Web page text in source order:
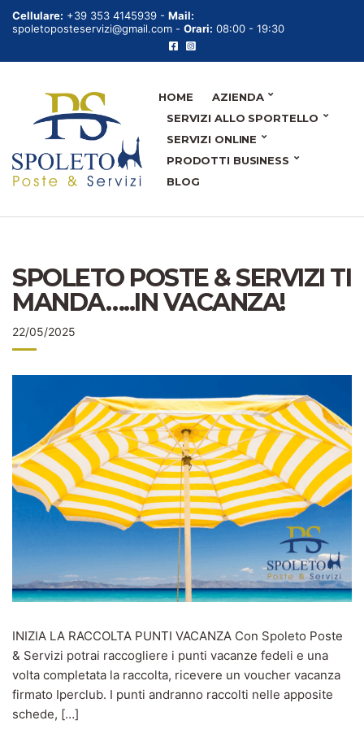
Cellulare: +39 353 4145939 - Mail:
spoletoposteservizi@gmail.com - Orari: 08:00 - 19:30
HOME
AZIENDA
SERVIZI ALLO SPORTELLO
SERVIZI ONLINE
PRODOTTI BUSINESS
BLOG
SPOLETO POSTE & SERVIZI TI
MANDA…..IN VACANZA!
22/05/2025
INIZIA LA RACCOLTA PUNTI VACANZA Con Spoleto Poste
& Servizi potrai raccogliere i punti vacanze fedeli e una
volta completata la raccolta, ricevere un voucher vacanza
firmato Iperclub. I punti andranno raccolti nelle apposite
schede, […]